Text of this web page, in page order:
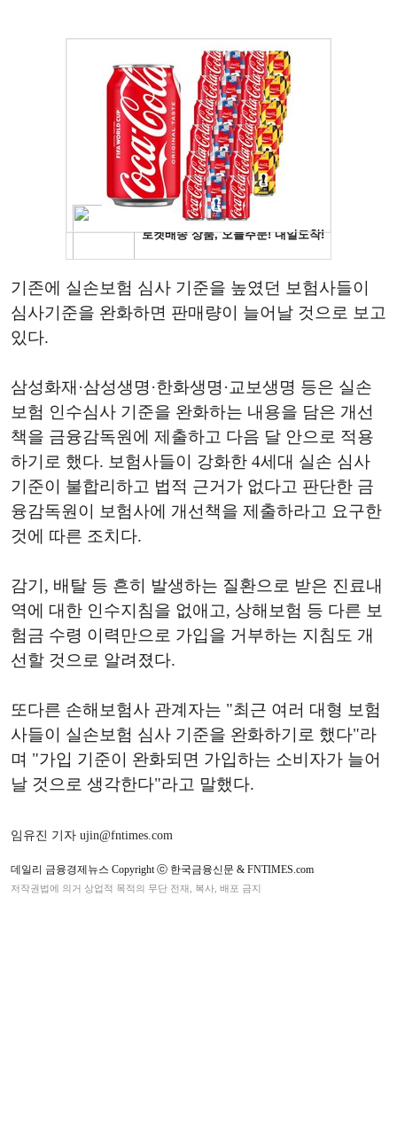
기존에 실손보험 심사 기준을 높였던 보험사들이
심사기준을 완화하면 판매량이 늘어날 것으로 보고
있다.
삼성화재·삼성생명·한화생명·교보생명 등은 실손
보험 인수심사 기준을 완화하는 내용을 담은 개선
책을 금융감독원에 제출하고 다음 달 안으로 적용
하기로 했다. 보험사들이 강화한 4세대 실손 심사
기준이 불합리하고 법적 근거가 없다고 판단한 금
융감독원이 보험사에 개선책을 제출하라고 요구한
것에 따른 조치다.
감기, 배탈 등 흔히 발생하는 질환으로 받은 진료내
역에 대한 인수지침을 없애고, 상해보험 등 다른 보
험금 수령 이력만으로 가입을 거부하는 지침도 개
선할 것으로 알려졌다.
또다른 손해보험사 관계자는 "최근 여러 대형 보험
사들이 실손보험 심사 기준을 완화하기로 했다"라
며 "가입 기준이 완화되면 가입하는 소비자가 늘어
날 것으로 생각한다"라고 말했다.
임유진 기자 ujin@fntimes.com
데일리 금융경제뉴스 Copyright ⓒ 한국금융신문 & FNTIMES.com
저작권법에 의거 상업적 목적의 무단 전재, 복사, 배포 금지